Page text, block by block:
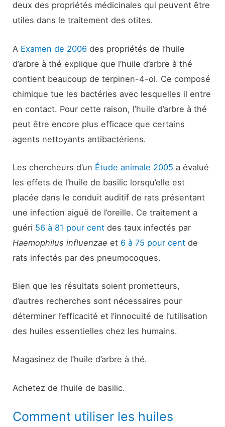
deux des propriétés médicinales qui peuvent être
utiles dans le traitement des otites.
A Examen de 2006 des propriétés de l’huile
d’arbre à thé explique que l’huile d’arbre à thé
contient beaucoup de terpinen-4-ol. Ce composé
chimique tue les bactéries avec lesquelles il entre
en contact. Pour cette raison, l’huile d’arbre à thé
peut être encore plus efficace que certains
agents nettoyants antibactériens.
Les chercheurs d’un Étude animale 2005 a évalué
les effets de l’huile de basilic lorsqu’elle est
placée dans le conduit auditif de rats présentant
une infection aiguë de l’oreille. Ce traitement a
guéri 56 à 81 pour cent des taux infectés par
Haemophilus influenzae et 6 à 75 pour cent de
rats infectés par des pneumocoques.
Bien que les résultats soient prometteurs,
d’autres recherches sont nécessaires pour
déterminer l’efficacité et l’innocuité de l’utilisation
des huiles essentielles chez les humains.
Magasinez de l’huile d’arbre à thé.
Achetez de l’huile de basilic.
Comment utiliser les huiles